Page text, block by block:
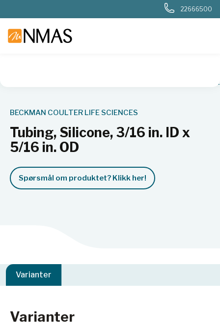
22666500
BECKMAN COULTER LIFE SCIENCES
Tubing, Silicone, 3/16 in. ID x
5/16 in. OD
Spørsmål om produktet? Klikk her!
Varianter
Varianter